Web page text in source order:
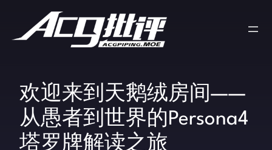
欢迎来到天鹅绒房间——
从愚者到世界的Persona4
塔罗牌解读之旅